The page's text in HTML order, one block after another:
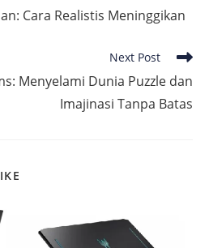
Cara Realistis Meninggikan
Next Post
Menyelami Dunia Puzzle dan
Imajinasi Tanpa Batas